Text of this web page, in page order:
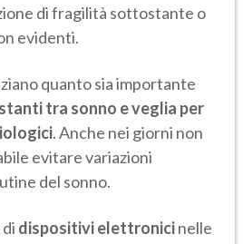
di fragilità sottostante o
evidenti.
quanto sia importante
tra sonno e veglia per
. Anche nei giorni non
evitare variazioni
del sonno.
dispositivi elettronicinelle